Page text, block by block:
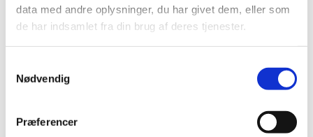
data med andre oplysninger, du har givet dem, eller som
de har indsamlet fra din brug af deres tjenester.
Nødvendig
Præferencer